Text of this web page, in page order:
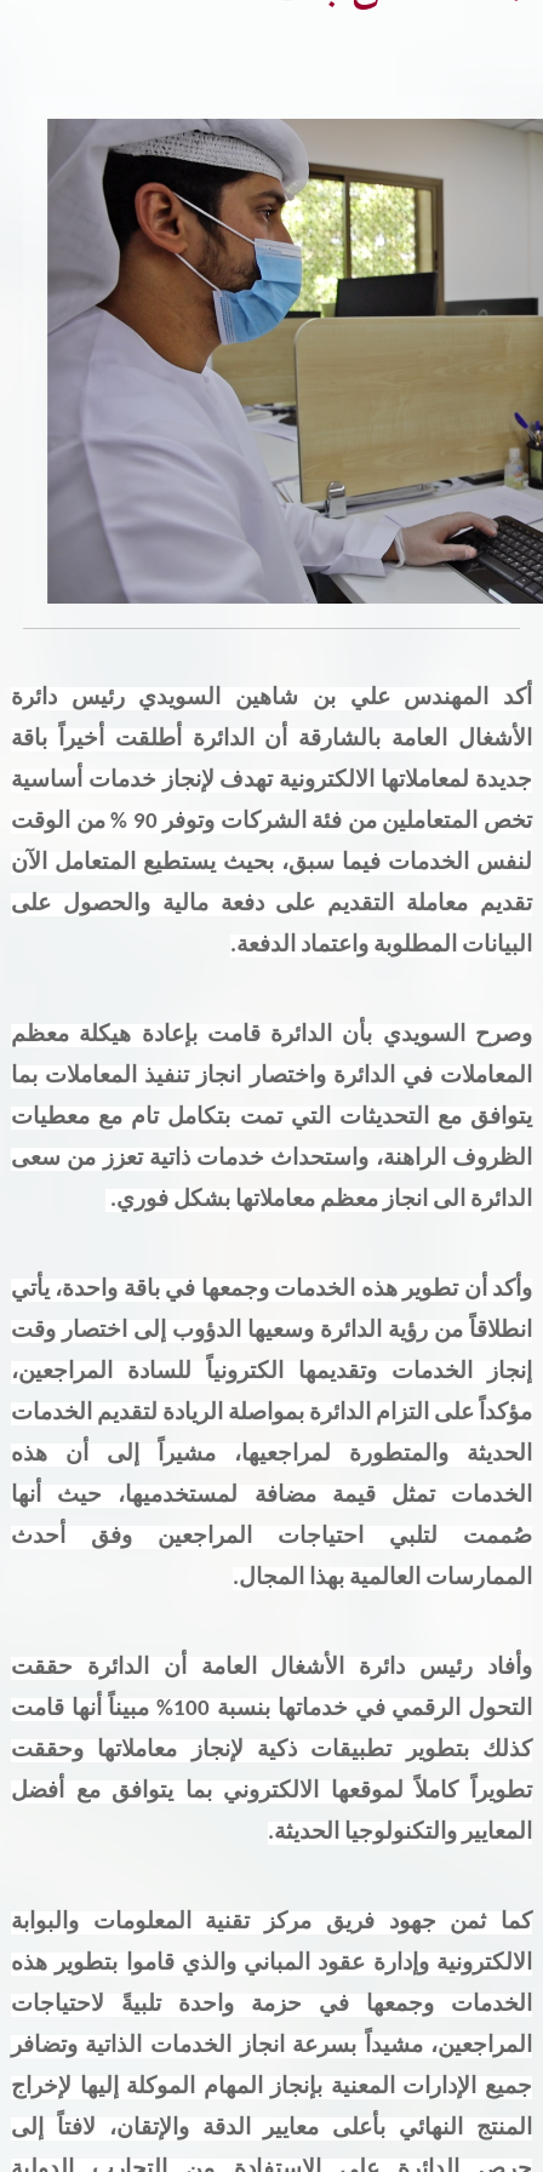
سياسة النظام الإداري المتكامل
جوائز و شهادات
الميثاق
سياسة أمن المعلومات
سياسة الموردين و المشتريات
سياسة نظام إدارة المرافق
مشاريع الدائرة
المنشآت العمرانية
خدمات الدائرة
خدمات الأفراد
خدمات الشركات
خدمات الجهات الحكومية
خدمات الموظفين
المكتبة الإلكترونية
أكد المهندس علي بن شاهين السويدي رئيس دائرة
الأشغال العامة بالشارقة
أن الدائرة أطلقت
أخيراً باقة
جديدة لمعاملاتها الالكترونية تهدف لإنجاز خدمات أساسية
تخص المتعاملين من فئة الشركات وتوفر 90 % من الوقت
لنفس الخدمات فيما سبق، بحيث يستطيع المتعامل الآن
تقديم معاملة التقديم على دفعة ماليةوالحصول على
البيانات المطلوبة واعتماد الدفعة.
وصرح السويدي بأن الدائرة قامت بإعادة هيكلة معظم
المعاملات في الدائرة واختصار انجاز تنفيذ المعاملات بما
يتوافق مع التحديثات التي تمت بتكامل تام مع معطيات
الظروف الراهنة، واستحداث خدمات ذاتية تعزز من سعى
الدائرة الى انجاز معظم معاملاتها بشكل فوري.
وأكد أن تطوير هذه الخدمات وجمعها في باقة واحدة، يأتي
انطلاقاً من رؤية الدائرة وسعيها الدؤوب إلى اختصار وقت
إنجاز الخدمات وتقديمها الكترونياً للسادة المراجعين،
مؤكداً على التزام الدائرة بمواصلة الريادة لتقديم الخدمات
الحديثة والمتطورة لمراجعيها، مشيراً إلى أن هذه
الخدمات تمثل قيمة مضافة لمستخدميها، حيث أنها
صُممت لتلبي احتياجات المراجعين وفق أحدث
الممارسات العالمية بهذا المجال.
وأفاد رئيس دائرة الأشغال العامة
أن الدائرة حققت
التحول الرقمي في خدماتها بنسبة 100% مبيناً أنها قامت
كذلك بتطوير تطبيقات ذكية لإنجاز معاملاتها وحققت
تطويراً كاملاً لموقعها الالكتروني بما يتوافق مع أفضل
المعايير والتكنولوجيا الحديثة.
كما ثمن جهود فريق مركز تقنية المعلومات والبوابة
الالكترونية وإدارة عقود المباني والذي قاموا بتطوير هذه
الخدمات وجمعها في حزمة واحدة تلبيةً لاحتياجات
المراجعين، مشيداً بسرعة انجاز الخدمات الذاتية وتضافر
جميع الإدارات المعنية بإنجاز المهام الموكلة إليها لإخراج
المنتج النهائي بأعلى معايير الدقة والإتقان، لافتاً إلى